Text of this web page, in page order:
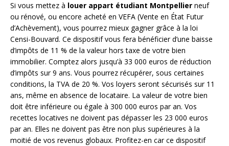
Si vous mettez à louer appart étudiant Montpellier neuf
ou rénové, ou encore acheté en VEFA (Vente en État Futur
d’Achèvement), vous pourrez mieux gagner grâce à la loi
Censi-Bouvard. Ce dispositif vous fera bénéficier d’une baisse
d’impôts de 11 % de la valeur hors taxe de votre bien
immobilier. Comptez alors jusqu’à 33 000 euros de réduction
d’impôts sur 9 ans. Vous pourrez récupérer, sous certaines
conditions, la TVA de 20 %. Vos loyers seront sécurisés sur 11
ans, même en absence de locataire. La valeur de votre bien
doit être inférieure ou égale à 300 000 euros par an. Vos
recettes locatives ne doivent pas dépasser les 23 000 euros
par an. Elles ne doivent pas être non plus supérieures à la
moitié de vos revenus globaux. Profitez-en car ce dispositif